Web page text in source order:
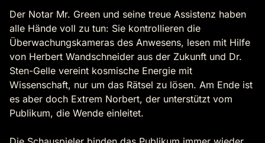
Der Notar Mr. Green und seine treue Assistenz haben
alle Hände voll zu tun: Sie kontrollieren die
Überwachungskameras des Anwesens, lesen mit Hilfe
von Herbert Wandschneider aus der Zukunft und Dr.
Sten-Gelle vereint kosmische Energie mit
Wissenschaft, nur um das Rätsel zu lösen. Am Ende ist
es aber doch Extrem Norbert, der unterstützt vom
Publikum, die Wende einleitet.